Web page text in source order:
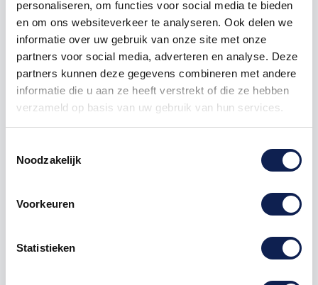
personaliseren, om functies voor social media te bieden
en om ons websiteverkeer te analyseren. Ook delen we
informatie over uw gebruik van onze site met onze
partners voor social media, adverteren en analyse. Deze
partners kunnen deze gegevens combineren met andere
informatie die u aan ze heeft verstrekt of die ze hebben
verzameld op basis van uw gebruik van hun services.
Noodzakelijk
Voorkeuren
Statistieken
1000 € 7,48 € 7.475,00
ps4 skins playstation 4 skins
playstation 4 console skins
ps4 skin
playstation 4 skin
playstation 4 console skin
playstation 4 decals